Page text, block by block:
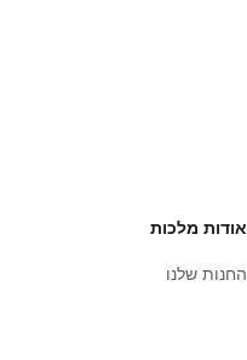
אודות מלכות
החנות שלנו